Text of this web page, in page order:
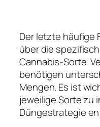
Der letzte häufige
über die
Cannabis-Sorte.
benötigen
Mengen. Es ist
jeweilige Sorte zu
Düngestrategie